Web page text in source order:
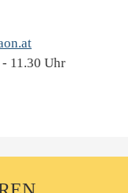
11.30 Uhr